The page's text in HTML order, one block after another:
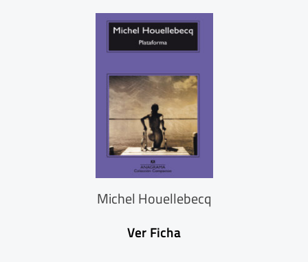
Michel Houellebecq
Ver Ficha